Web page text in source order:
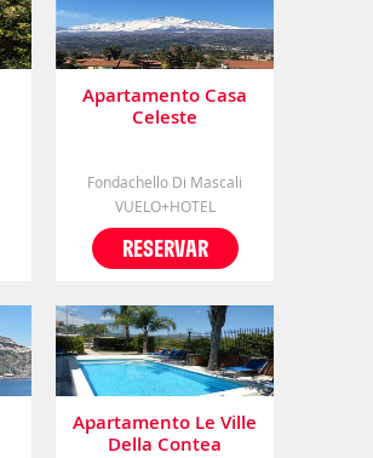
Apartamento Casa
Celeste
Fondachello Di Mascali
VUELO+HOTEL
RESERVAR
Apartamento Le Ville
Della Contea